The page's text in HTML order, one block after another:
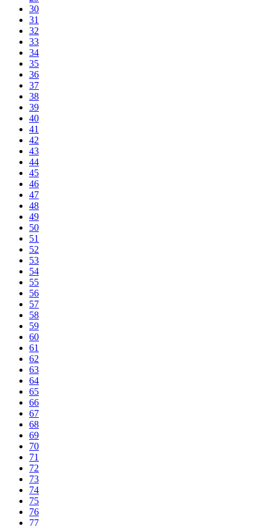
30
31
32
33
34
35
36
37
38
39
40
41
42
43
44
45
46
47
48
49
50
51
52
53
54
55
56
57
58
59
60
61
62
63
64
65
66
67
68
69
70
71
72
73
74
75
76
77